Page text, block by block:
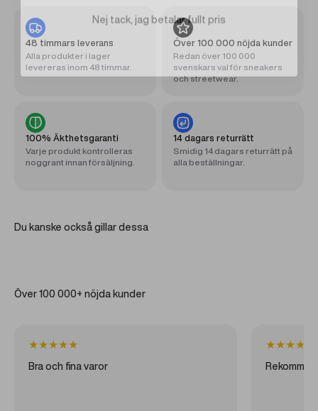
48 timmars leverans
Alla produkter i lager
levereras inom 48 timmar.
Över 100 000 nöjda kunder
Redan över 100 000
svenskars val för sneakers
och streetwear.
100% Äkthetsgaranti
Varje produkt kontrolleras
noggrant innan försäljning.
14 dagars returrätt
Smidig 14 dagars returrätt på
alla beställningar.
Du kanske också gillar dessa
Över 100 000+ nöjda kunder
★★★★★
Bra och fina varor
★★★★